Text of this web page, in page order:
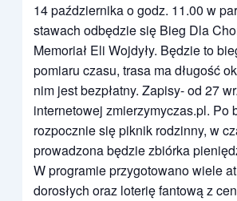
14 października o godz. 11.00 w
stawach odbędzie się Bieg Dla
Memoriał Eli Wojdyły. Będzie to
pomiaru czasu, trasa ma długość
nim jest bezpłatny. Zapisy- od 27
internetowej zmierzymyczas.pl. Po
rozpocznie się piknik rodzinny, w
prowadzona będzie zbiórka
W programie przygotowano wiele
dorosłych oraz loterię fantową z